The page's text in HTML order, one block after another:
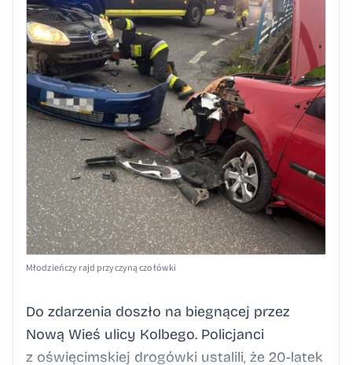
Młodzieńczy rajd przyczyną czołówki
Do zdarzenia doszło na biegnącej przez
Nową Wieś ulicy Kolbego. Policjanci
z oświęcimskiej drogówki ustalili, że 20-latek